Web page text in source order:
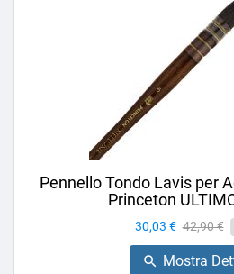
Pennello Tondo Lavis per
Princeton
Prezzo
30,03 € Prezzo
base
42,90 €
 Mostra